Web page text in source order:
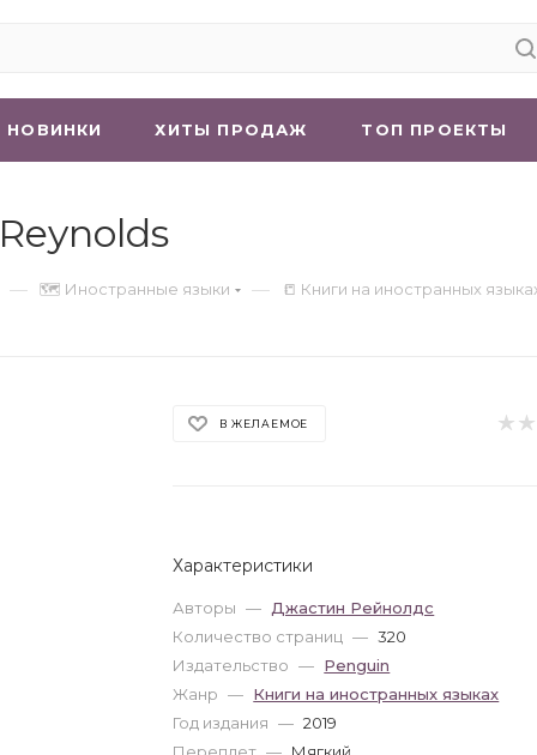
НОВИНКИ ХИТЫ ПРОДАЖ ТОП ПРОЕКТЫ
— 🗺 Иностранные языки — 📒 Книги на иностранных
В ЖЕЛАЕМОЕ
Характеристики
Авторы — Джастин Рейнолдс
Количество страниц — 320
Издательство — Penguin
Жанр — Книги на иностранных языках
Год издания — 2019